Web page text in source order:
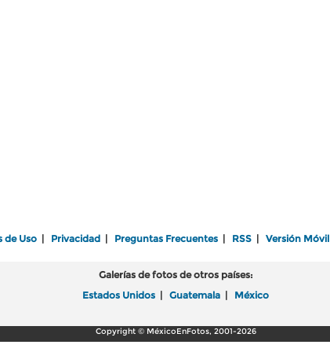
de Uso Privacidad Preguntas Frecuentes RSS Versión Móvil
Galerías de fotos de otros países:
Estados Unidos
Guatemala México
Copyright © MéxicoEnFotos, 2001-2026